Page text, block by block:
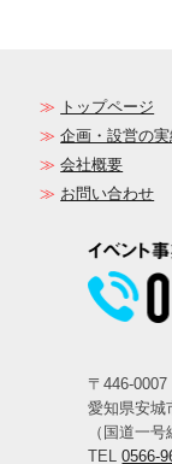
トップページ
企画・設営の
会社概要
お問い合わせ
〒446-0007
愛知県安城
（国道一号
TEL0566-